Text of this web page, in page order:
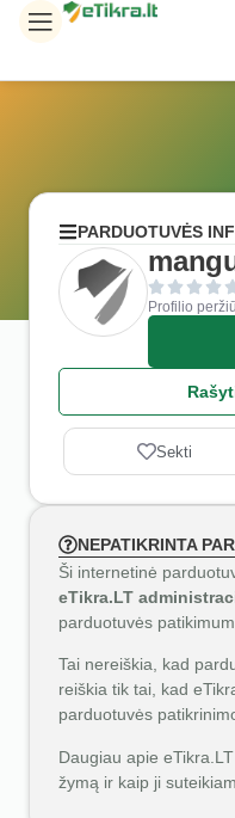
PARDUOTUVĖS
Profilio
Sekti
NEPATIKRINTA
Ši internetinė
eTikra.LT
parduotuvės
Tai nereiškia, kad
reiškia tik tai, kad
parduotuvės
Daugiau apie eTikra.LT
žymą ir kaip ji